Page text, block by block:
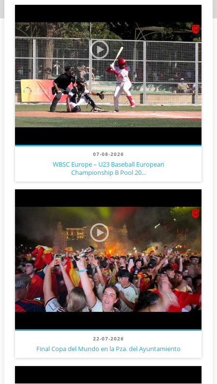
07-08-2026
WBSC Europe – U23 Baseball European
Championship B Pool 20...
22-07-2026
Final Copa del Mundo en la Pza. del Ayuntamiento